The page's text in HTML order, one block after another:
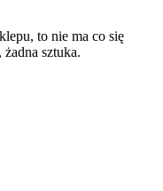
to nie ma co się
sztuka.